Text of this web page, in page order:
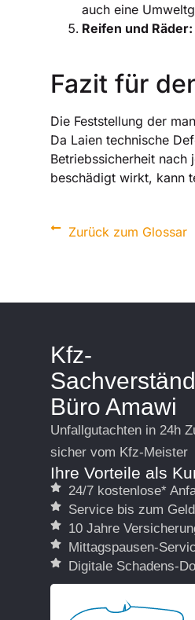
auch eine
Reifen und Räder:
Fazit für
Die Feststellung der
Da Laien technische
Betriebssicherheit nach
beschädigt wirkt, kann
Zurück zum Glossar
Kfz-
Büro Amawi
Unfallgutachten in 24h
sicher vom Kfz-Meister
Ihre Vorteile als
24/7 kostenlose*
Service bis zum
10 Jahre
Mittagspausen-
Digitale Schadens-